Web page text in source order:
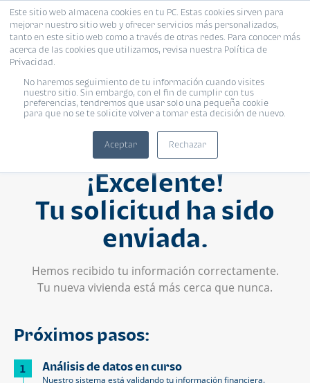
Este sitio web almacena cookies en tu PC. Estas cookies sirven para
mejorar nuestro sitio web y ofrecer servicios más personalizados,
tanto en este sitio web como a través de otras redes. Para conocer más
acerca de las cookies que utilizamos, revisa nuestra Política de
Privacidad.
No haremos seguimiento de tu información cuando visites
nuestro sitio. Sin embargo, con el fin de cumplir con tus
preferencias, tendremos que usar solo una pequeña cookie
para que no se te solicite volver a tomar esta decisión de nuevo.
Aceptar Rechazar
¡Excelente!
Tu solicitud ha sido
enviada.
Hemos recibido tu información correctamente.
Tu nueva vivienda está más cerca que nunca.
Próximos pasos:
1 Análisis de datos en curso
Nuestro sistema está validando tu información financiera.